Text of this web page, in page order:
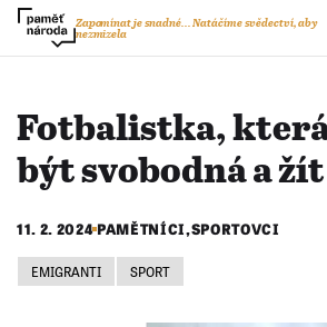
Zapomínat je snadné...Natáčíme svědectví, aby
nezmizela
Fotbalistka,
být svobodná a
11. 2. 2024 PAMĚTNÍCI,SPORTOVCI
EMIGRANTI SPORT